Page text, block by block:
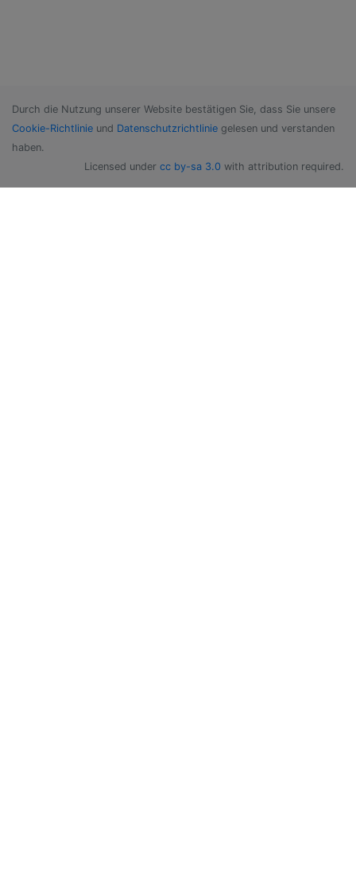
Durch die Nutzung unserer Website bestätigen Sie, dass Sie unsere
Cookie-Richtlinie und Datenschutzrichtlinie gelesen und verstanden
haben.
Licensed under cc by-sa 3.0 with attribution required.